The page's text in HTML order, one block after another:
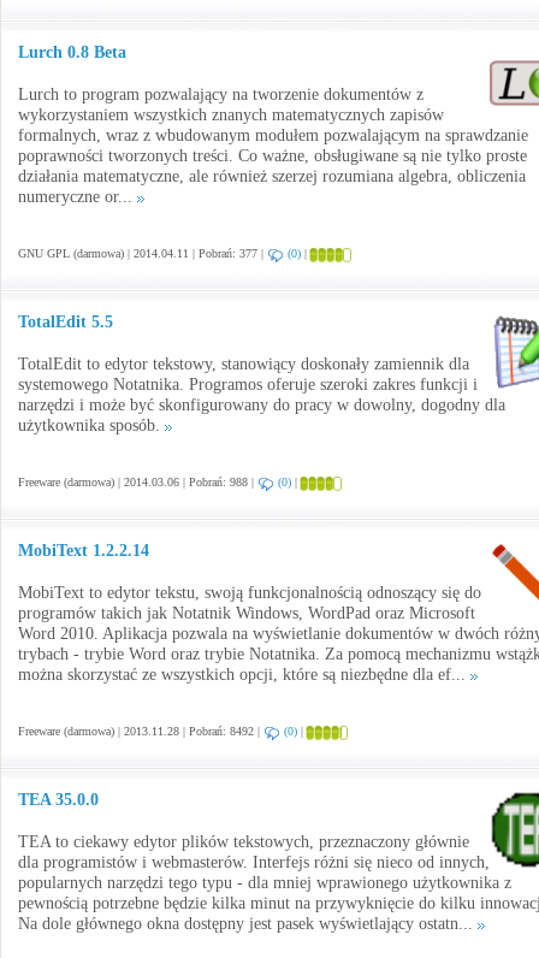
Lurch 0.8 Beta
Lurch to program pozwalający na tworzenie dokumentów z
wykorzystaniem wszystkich znanych matematycznych zapisów
formalnych, wraz z wbudowanym modułem pozwalającym na sprawdzanie
poprawności tworzonych treści. Co ważne, obsługiwane są nie tylko proste
działania matematyczne, ale również szerzej rozumiana algebra, obliczenia
numeryczne or...
GNU GPL (darmowa) | 2014.04.11 | Pobrań: 377 | (0) |
TotalEdit 5.5
TotalEdit to edytor tekstowy, stanowiący doskonały zamiennik dla
systemowego Notatnika. Programos oferuje szeroki zakres funkcji i
narzędzi i może być skonfigurowany do pracy w dowolny, dogodny dla
użytkownika sposób.
Freeware (darmowa) | 2014.03.06 | Pobrań: 988 | (0) |
MobiText 1.2.2.14
MobiText to edytor tekstu, swoją funkcjonalnością odnoszący się do
programów takich jak Notatnik Windows, WordPad oraz Microsoft
Word 2010. Aplikacja pozwala na wyświetlanie dokumentów w dwóch
trybach - trybie Word oraz trybie Notatnika. Za pomocą mechanizmu
można skorzystać ze wszystkich opcji, które są niezbędne dla ef...
Freeware (darmowa) | 2013.11.28 | Pobrań: 8492 | (0) |
TEA 35.0.0
TEA to ciekawy edytor plików tekstowych, przeznaczony głównie
dla programistów i webmasterów. Interfejs różni się nieco od innych,
popularnych narzędzi tego typu - dla mniej wprawionego użytkownika z
pewnością potrzebne będzie kilka minut na przywyknięcie do kilku
Na dole głównego okna dostępny jest pasek wyświetlający ostatn...